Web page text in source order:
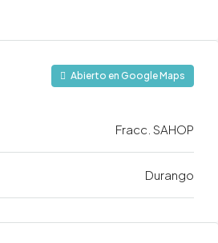
Abierto en Google Maps
Fracc. SAHOP
Durango